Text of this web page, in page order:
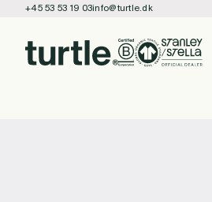
+45 53 53 19 03info@turtle.dk